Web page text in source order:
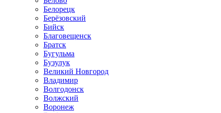
Белорецк
Берёзовский
Бийск
Благовещенск
Братск
Бугульма
Бузулук
Великий Новгород
Владимир
Волгодонск
Волжский
Воронеж